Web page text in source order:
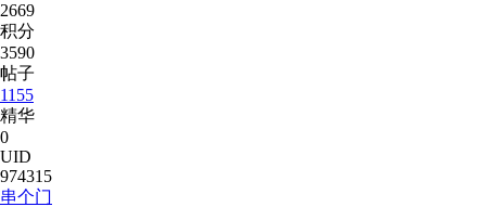
2669
积分
3590
帖子
1155
精华
0
UID
974315
串个门